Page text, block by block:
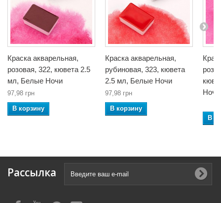
Краска акварельная,
розовая, 322, кювета 2.5
мл, Белые Ночи
97,98 грн
В корзину
Краска акварельная,
рубиновая, 323, кювета
2.5 мл, Белые Ночи
97,98 грн
В корзину
Ночи
В
Рассылка